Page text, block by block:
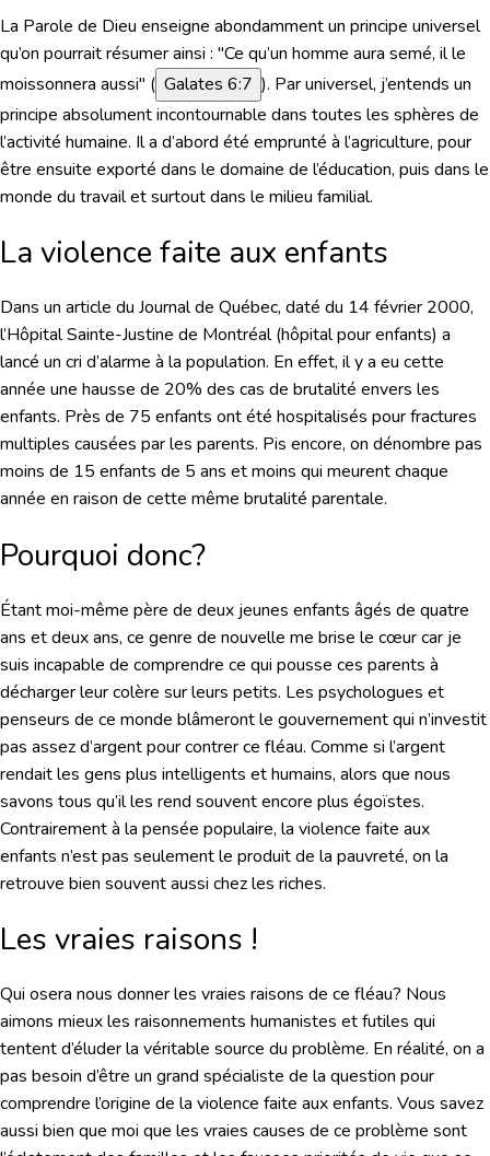
La Parole de Dieu enseigne abondamment un principe universel
qu’on pourrait résumer ainsi : "Ce qu’un homme aura semé, il le
moissonnera aussi" ( Galates 6:7 ). Par universel, j’entends un
principe absolument incontournable dans toutes les sphères de
l’activité humaine. Il a d’abord été emprunté à l’agriculture, pour
être ensuite exporté dans le domaine de l’éducation, puis dans le
monde du travail et surtout dans le milieu familial.
La violence faite aux enfants
Dans un article du Journal de Québec, daté du 14 février 2000,
l’Hôpital Sainte-Justine de Montréal (hôpital pour enfants) a
lancé un cri d’alarme à la population. En effet, il y a eu cette
année une hausse de 20% des cas de brutalité envers les
enfants. Près de 75 enfants ont été hospitalisés pour fractures
multiples causées par les parents. Pis encore, on dénombre pas
moins de 15 enfants de 5 ans et moins qui meurent chaque
année en raison de cette même brutalité parentale.
Pourquoi donc?
Étant moi-même père de deux jeunes enfants âgés de quatre
ans et deux ans, ce genre de nouvelle me brise le cœur car je
suis incapable de comprendre ce qui pousse ces parents à
décharger leur colère sur leurs petits. Les psychologues et
penseurs de ce monde blâmeront le gouvernement qui n’investit
pas assez d’argent pour contrer ce fléau. Comme si l’argent
rendait les gens plus intelligents et humains, alors que nous
savons tous qu’il les rend souvent encore plus égoïstes.
Contrairement à la pensée populaire, la violence faite aux
enfants n’est pas seulement le produit de la pauvreté, on la
retrouve bien souvent aussi chez les riches.
Les vraies raisons !
Qui osera nous donner les vraies raisons de ce fléau? Nous
aimons mieux les raisonnements humanistes et futiles qui
tentent d’éluder la véritable source du problème. En réalité, on a
pas besoin d’être un grand spécialiste de la question pour
comprendre l’origine de la violence faite aux enfants. Vous savez
aussi bien que moi que les vraies causes de ce problème sont